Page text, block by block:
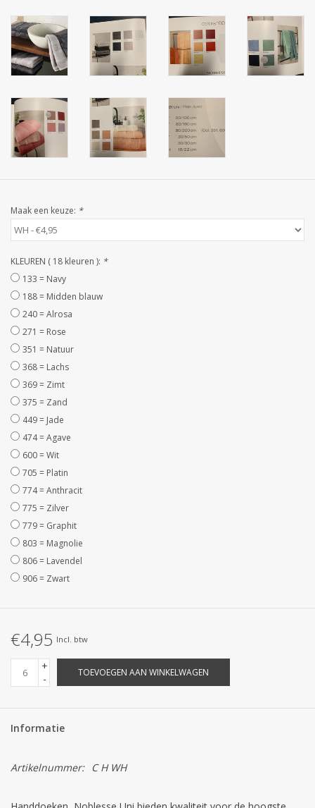
Bag - tas
Kledij
Stof per meter
GESCHENK ARTIKELEN
MAATWERK
Jacht en Zeilboten ,
handdoeken
Huis en nacht kledij (
DAMES )
Merken
Maak een keuze: *
KLEUREN ( 18 kleuren ): *
133 = Navy
188 = Midden blauw
240 = Alrosa
271 = Rose
351 = Natuur
368 = Lachs
369 = Zimt
375 = Zand
449 = Jade
474 = Agave
600 = Wit
705 = Platin
774 = Anthracit
775 = Zilver
779 = Graphit
803 = Magnolie
806 = Lavendel
906 = Zwart
€4,95 Incl. btw
+
-
TOEVOEGEN AAN WINKELWAGEN
Informatie
Artikelnummer: C H WH